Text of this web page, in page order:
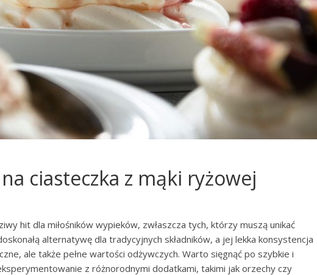
ciasteczka z mąki ryżowej
hit dla miłośników wypieków, zwłaszcza tych, którzy muszą unikać
alternatywę dla tradycyjnych składników, a jej lekka konsystencja
ale także pełne wartości odżywczych. Warto sięgnąć po szybkie i
z różnorodnymi dodatkami, takimi jak orzechy czy